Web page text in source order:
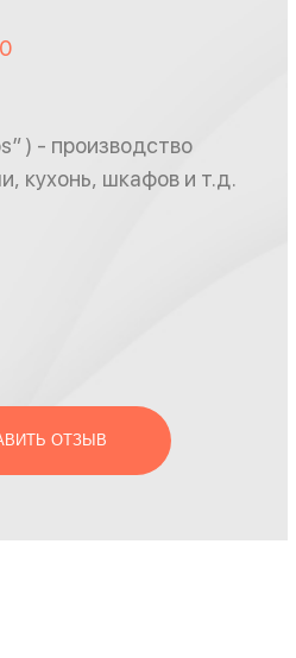
) - производство
кухонь, шкафов и т.д.
ОТЗЫВ